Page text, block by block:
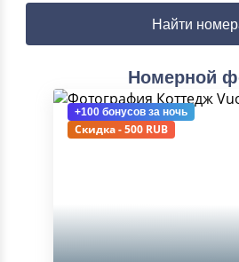
Найти
Номерной
+100 бонусов за ночь
Скидка - 500 RUB